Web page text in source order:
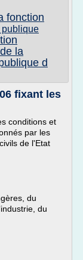
fonction
publique
la
d
fixant les
conditions et
par les
de l'Etat
du
du